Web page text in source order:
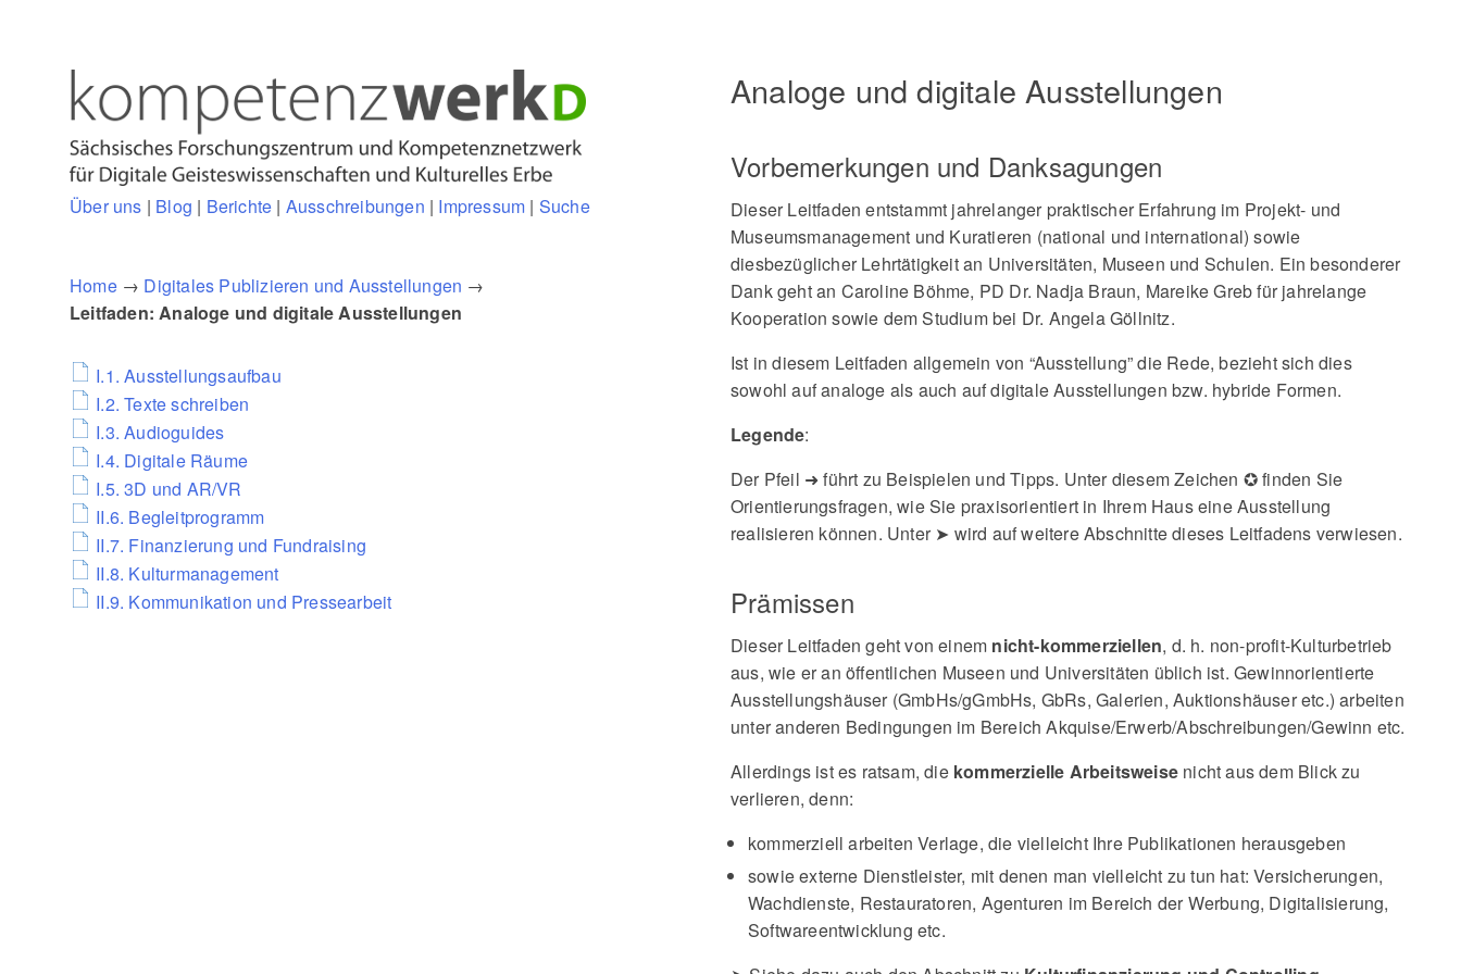
Über uns | Blog | Berichte | Ausschreibungen | Impressum | Suche
Home→ Digitales Publizieren und Ausstellungen →
Leitfaden: Analoge und digitale Ausstellungen
I.1. Ausstellungsaufbau
I.2. Texte schreiben
I.3. Audioguides
I.4. Digitale Räume
I.5. 3D und AR/VR
II.6. Begleitprogramm
II.7. Finanzierung und Fundraising
II.8. Kulturmanagement
II.9. Kommunikation und Pressearbeit
Analoge und digitale Ausstellungen
Vorbemerkungen und Danksagungen
Dieser Leitfaden entstammt jahrelanger praktischer Erfahrung im Projekt- und
Museumsmanagement und Kuratieren (national und international) sowie
diesbezüglicher Lehrtätigkeit an Universitäten, Museen und Schulen. Ein besonderer
Dank geht an Caroline Böhme, PD Dr. Nadja Braun, Mareike Greb für jahrelange
Kooperation sowie dem Studium bei Dr. Angela Göllnitz.
Ist in diesem Leitfaden allgemein von “Ausstellung” die Rede, bezieht sich dies
sowohl auf analoge als auch auf digitale Ausstellungen bzw. hybride Formen.
Legende:
Der Pfeil ➜ führt zu Beispielen und Tipps. Unter diesem Zeichen ✪ finden Sie
Orientierungsfragen, wie Sie praxisorientiert in Ihrem Haus eine Ausstellung
realisieren können. Unter ➤ wird auf weitere Abschnitte dieses Leitfadens verwiesen.
Prämissen
Dieser Leitfaden geht von einem nicht-kommerziellen, d. h. non-profit-Kulturbetrieb
aus, wie er an öffentlichen Museen und Universitäten üblich ist. Gewinnorientierte
Ausstellungshäuser (GmbHs/gGmbHs, GbRs, Galerien, Auktionshäuser etc.) arbeiten
unter anderen Bedingungen im Bereich Akquise/Erwerb/Abschreibungen/Gewinn etc.
Allerdings ist es ratsam, die kommerzielle Arbeitsweise nicht aus dem Blick zu
verlieren, denn:
kommerziell arbeiten Verlage, die vielleicht Ihre Publikationen herausgeben
sowie externe Dienstleister, mit denen man vielleicht zu tun hat: Versicherungen,
Wachdienste, Restauratoren, Agenturen im Bereich der Werbung, Digitalisierung,
Softwareentwicklung etc.